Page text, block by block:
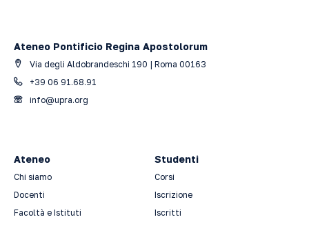
Ateneo Pontificio Regina Apostolorum
Via degli Aldobrandeschi 190 | Roma 00163
+39 06 91.68.91
info@upra.org
Ateneo
Chi siamo
Docenti
Facoltà e Istituti
Studenti
Corsi
Iscrizione
Iscritti